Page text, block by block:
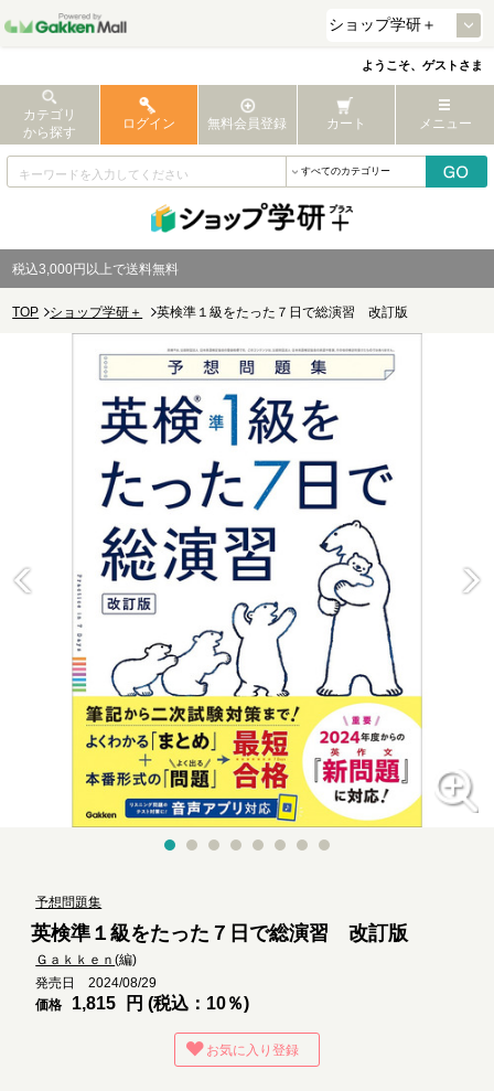
ようこそ、ゲストさま
カテゴリ
から探す
ログイン 無料会員登録 カート メニュー
税込3,000円以上で送料無料
TOP ショップ学研＋ 英検準１級をたった７日で総演習 改訂版
予想問題集
英検準１級をたった７日で総演習 改訂版
Ｇａｋｋｅｎ(編)
発売日 2024/08/29
価格
1,815 円 (税込：10％)
お気に入り登録